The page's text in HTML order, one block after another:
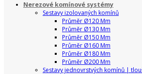
Nerezové komínové systémy
Sestavy izolovaných komínů
Průměr Ø120 Mm
Průměr Ø130 Mm
Průměr Ø150 Mm
Průměr Ø160 Mm
Průměr Ø180 Mm
Průměr Ø200 Mm
Sestavy jednovrstvých komínů |